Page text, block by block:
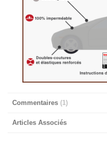
Commentaires 1
Articles Associés